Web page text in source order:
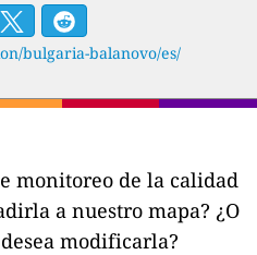
bulgaria-balanovo/es/
monitoreo de la calidad
a nuestro mapa? ¿O
modificarla?